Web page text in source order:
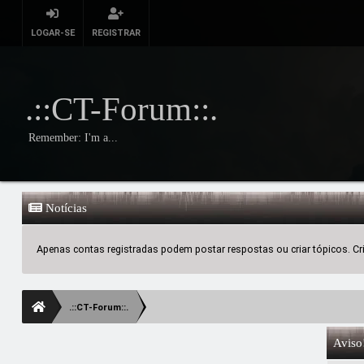
LOGAR-SE REGISTRAR
.::CT-Forum::.
Remember: I'm a...
Notícias
Apenas contas registradas podem postar respostas ou criar tópicos.
.::CT-Forum::.